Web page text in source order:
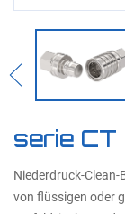
Previous
serie CT
Niederdruck-
von flüssigen oder